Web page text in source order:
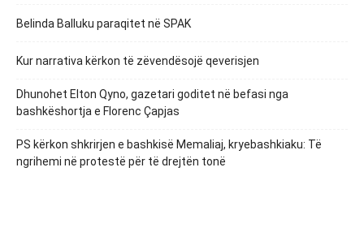
Belinda Balluku paraqitet në SPAK
Kur narrativa kërkon të zëvendësojë qeverisjen
Dhunohet Elton Qyno, gazetari goditet në befasi nga
bashkëshortja e Florenc Çapjas
PS kërkon shkrirjen e bashkisë Memaliaj, kryebashkiaku: Të
ngrihemi në protestë për të drejtën tonë